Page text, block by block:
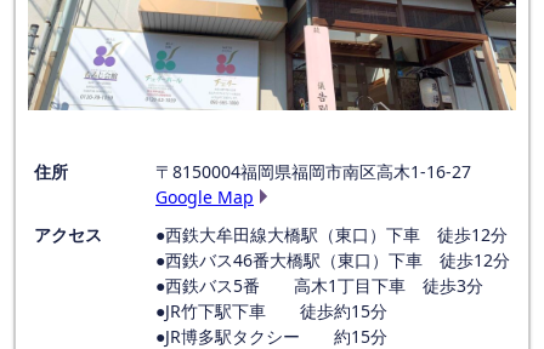
住所
〒8150004福岡県福岡市南区高木1-16-27
Google Map
アクセス
●西鉄大牟田線大橋駅（東口）下車 徒歩12分
●西鉄バス46番大橋駅（東口）下車 徒歩12分
●西鉄バス5番 高木1丁目下車 徒歩3分
●JR竹下駅下車 徒歩約15分
●JR博多駅タクシー 約15分